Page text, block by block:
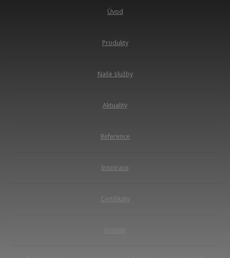
Úvod
Produkty
Naše služby
Aktuality
Reference
Inspirace
Certifikáty